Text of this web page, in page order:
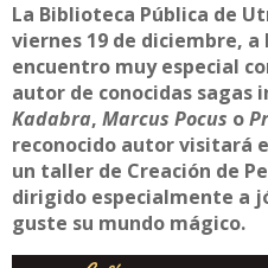
La Biblioteca Pública de
viernes 19 de diciembre, a
encuentro muy especial
autor de conocidas
Kadabra, Marcus Pocus o
reconocido autor visitará
un taller de Creación de
dirigido especialmente a
guste su mundo mágico.